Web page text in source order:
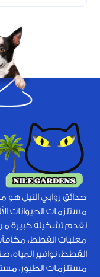
حدائق روابي النيل
مستلزمات الحيوانات
نقدم تشكيلة كبيرة
معلبات القطط،
القطط، نوافير المياه،
مستلزمات الطيور،